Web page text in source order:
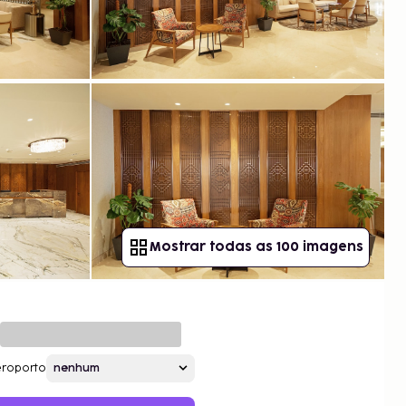
Mostrar todas as 100 imagens